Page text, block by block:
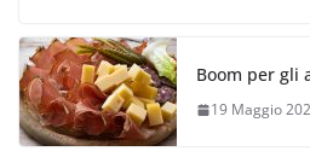
Boom per gli
19 Maggio